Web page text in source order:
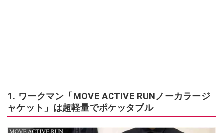
1. ワークマン「MOVE ACTIVE RUNノーカラージ
ャケット」は超軽量でポケッタブル